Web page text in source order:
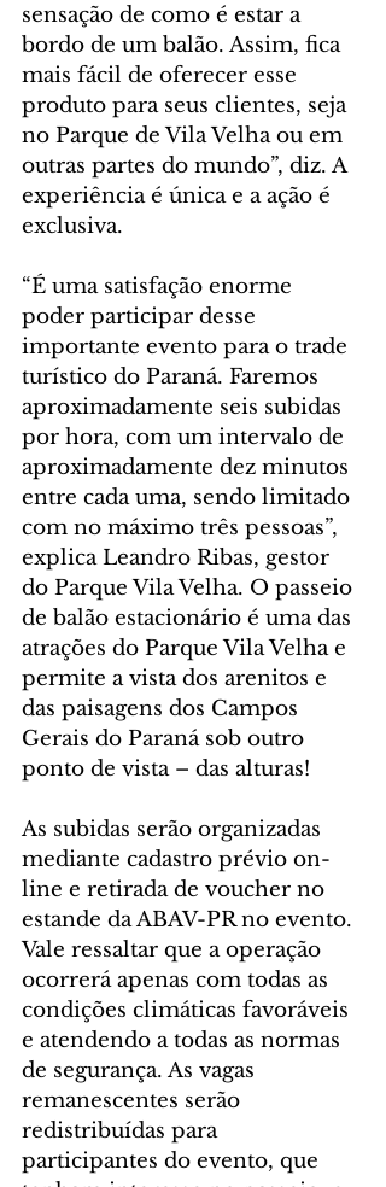
sensação de como é estar a
bordo de um balão. Assim, fica
mais fácil de oferecer esse
produto para seus clientes, seja
no Parque de Vila Velha ou em
outras partes do mundo”, diz. A
experiência é única e a ação é
exclusiva.
“É uma satisfação enorme
poder participar desse
importante evento para o trade
turístico do Paraná. Faremos
aproximadamente seis subidas
por hora, com um intervalo de
aproximadamente dez minutos
entre cada uma, sendo limitado
com no máximo três pessoas”,
explica Leandro Ribas, gestor
do Parque Vila Velha. O passeio
de balão estacionário é uma das
atrações do Parque Vila Velha e
permite a vista dos arenitos e
das paisagens dos Campos
Gerais do Paraná sob outro
ponto de vista – das alturas!
As subidas serão organizadas
mediante cadastro prévio on-
line e retirada de voucher no
estande da ABAV-PR no evento.
Vale ressaltar que a operação
ocorrerá apenas com todas as
condições climáticas favoráveis
e atendendo a todas as normas
de segurança. As vagas
remanescentes serão
redistribuídas para
participantes do evento, que